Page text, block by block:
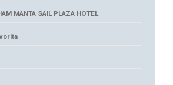
MANTA SAIL PLAZA HOTEL